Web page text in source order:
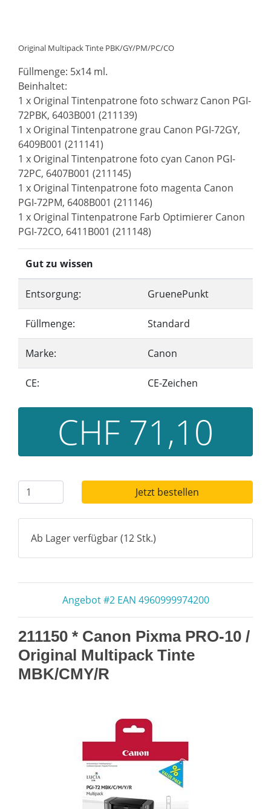
Original Multipack Tinte PBK/GY/PM/PC/CO
Füllmenge: 5x14 ml.
Beinhaltet:
1 x Original Tintenpatrone foto schwarz Canon PGI-
72PBK, 6403B001 (211139)
1 x Original Tintenpatrone grau Canon PGI-72GY,
6409B001 (211141)
1 x Original Tintenpatrone foto cyan Canon PGI-
72PC, 6407B001 (211145)
1 x Original Tintenpatrone foto magenta Canon
PGI-72PM, 6408B001 (211146)
1 x Original Tintenpatrone Farb Optimierer Canon
PGI-72CO, 6411B001 (211148)
Gut zu wissen
Entsorgung: GruenePunkt
Füllmenge: Standard
Marke: Canon
CE: CE-Zeichen
CHF 71,10
Jetzt bestellen
Ab Lager verfügbar (12 Stk.)
Angebot #2 EAN 4960999974200
211150 * Canon Pixma PRO-10 /
Original Multipack Tinte
MBK/CMY/R